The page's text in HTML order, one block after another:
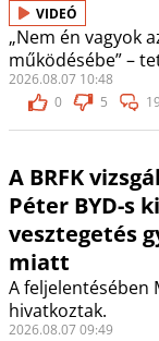
VIDEÓ
„Nem én vagyok
működésébe” –
2026.08.07 10:48
0
5 19
A BRFK
Péter BYD-s
vesztegetés
miatt
A feljelentésében
hivatkoztak.
2026.08.07 09:49